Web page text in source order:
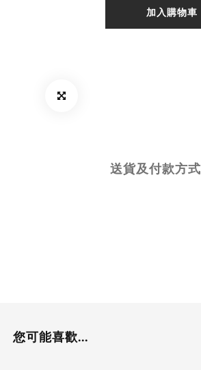
加入購物車
送貨及付款方式
您可能喜歡...